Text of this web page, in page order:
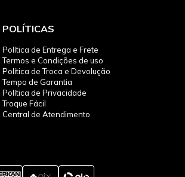
POLÍTICAS
Política de Entrega e Frete
Termos e Condições de uso
Política de Troca e Devolução
Tempo de Garantia
Política de Privacidade
Troque Fácil
Central de Atendimento